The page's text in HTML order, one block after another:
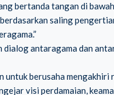
bertanda tangan di
saling
dialog antaragama dan
untuk berusaha
visi perdamaian,